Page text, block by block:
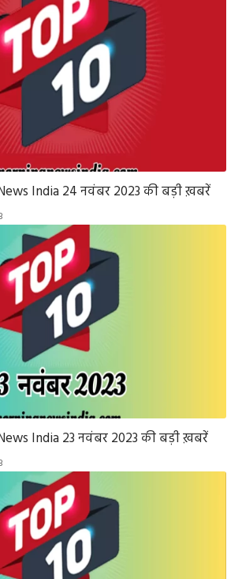
India 24 नवंबर 2023 की बड़ी ख़बरें
India 23 नवंबर 2023 की बड़ी ख़बरें